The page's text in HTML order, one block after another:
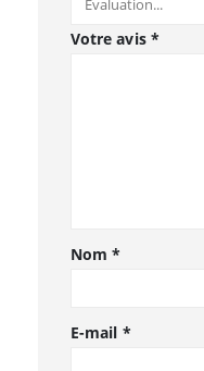
Votre avis *
Nom*
E-mail *